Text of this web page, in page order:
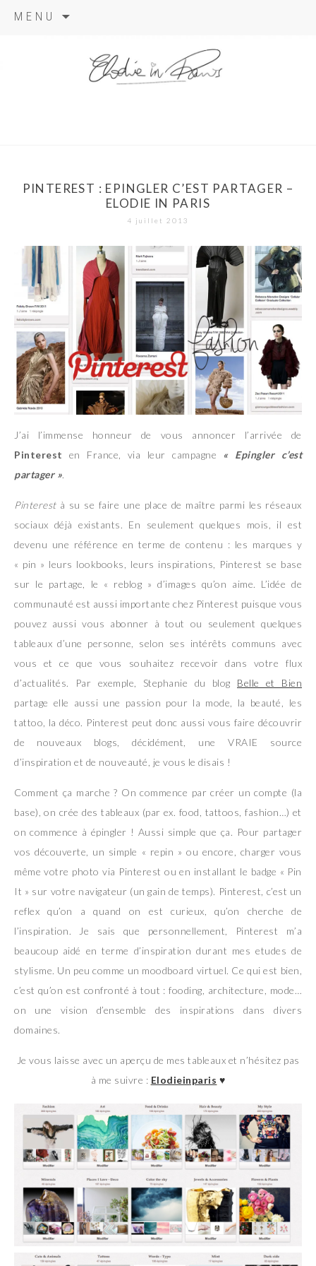
MENU
PINTEREST : EPINGLER C’EST PARTAGER –
ELODIE IN PARIS
4 juillet 2013
J’ai l’immense honneur de vous annoncer l’arrivée de
Pinterest en France, via leur campagne « Epingler c’est
partager ».
Pinterestà su se faire une place de maître parmi les réseaux
sociaux déjà existants. En seulement quelques mois, il est
devenu une référence en terme de contenu : les marques y
« pin » leurs lookbooks, leurs inspirations, Pinterest se base
sur le partage, le « reblog » d’images qu’on aime. L’idée de
communauté est aussi importante chez Pinterest puisque vous
pouvez aussi vous abonner à tout ou seulement quelques
tableaux d’une personne, selon ses intérêts communs avec
vous et ce que vous souhaitez recevoir dans votre flux
d’actualités. Par exemple, Stephanie du blog Belle et Bien
partage elle aussi une passion pour la mode, la beauté, les
tattoo, la déco. Pinterest peut donc aussi vous faire découvrir
de nouveaux blogs, décidément, une VRAIE source
d’inspiration et de nouveauté, je vous le disais !
Comment ça marche ? On commence par créer un compte (la
base), on crée des tableaux (par ex. food, tattoos, fashion…) et
on commence à épingler ! Aussi simple que ça. Pour partager
vos découverte, un simple « repin » ou encore, charger vous
même votre photo via Pinterest ou en installant le badge « Pin
It » sur votre navigateur (un gain de temps). Pinterest, c’est un
reflex qu’on a quand on est curieux, qu’on cherche de
l’inspiration. Je sais que personnellement, Pinterest m’a
beaucoup aidé en terme d’inspiration durant mes etudes de
stylisme. Un peu comme un moodboard virtuel. Ce qui est bien,
c’est qu’on est confronté à tout : fooding, architecture, mode…
on une vision d’ensemble des inspirations dans divers
domaines.
Je vous laisse avec un aperçu de mes tableaux et n’hésitez pas
à me suivre : Elodieinparis ♥